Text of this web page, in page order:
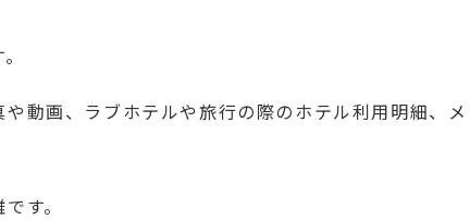
動画、ラブホテルや旅行の際のホテル利用明細、
す。